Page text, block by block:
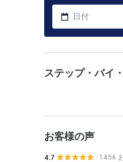
ステップ・バイ
お客様の声
4.7 · 1.456